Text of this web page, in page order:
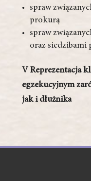
spraw
prokurą
spraw
oraz siedzibami
V Reprezentacja
egzekucyjnym
jak i dłużnika